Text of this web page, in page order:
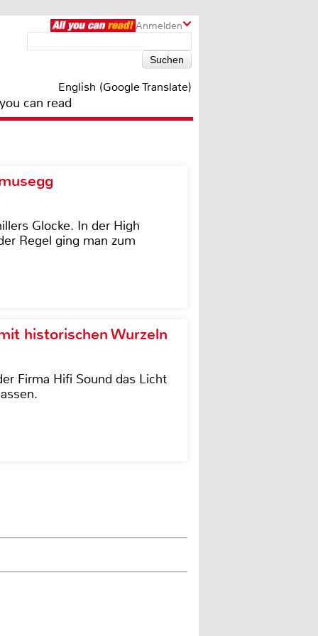
Anmelden
English (Google Translate)
can read
Glocke. In der High
Regel ging man zum
historischen Wurzeln
Firma Hifi Sound das Licht